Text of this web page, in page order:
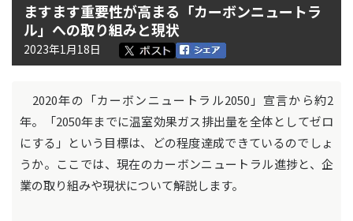
ますます重要性が高まる「カーボンニュートラ
ル」への取り組みと現状
2023年1月18日
2020年の「カーボンニュートラル2050」宣言から約2
年。「2050年までに温室効果ガス排出量を全体としてゼロ
にする」という目標は、どの程度達成できているのでしょ
うか。ここでは、現在のカーボンニュートラル進捗と、企
業の取り組みや現状について解説します。